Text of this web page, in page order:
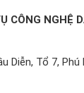
CÔNG NGHỆ
Diễn, Tổ 7, Phú